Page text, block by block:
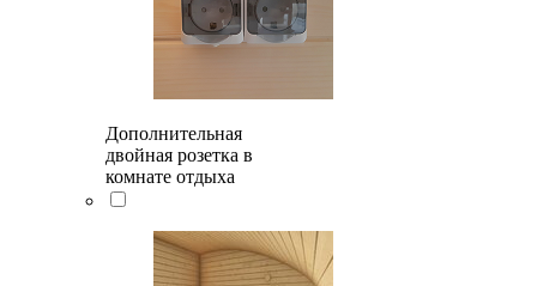
Дополнительная
двойная розетка в
комнате отдыха